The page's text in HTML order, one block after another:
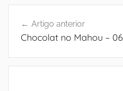
Artigo anterior
Chocolat no Mahou – 06